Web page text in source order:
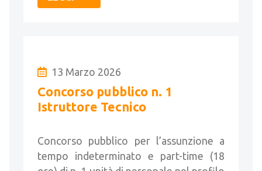
13 Marzo 2026
Concorso pubblico n. 1
Istruttore Tecnico
Concorso pubblico per l’assunzione a
tempo indeterminato e part-time (18